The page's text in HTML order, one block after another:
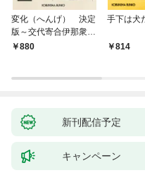
変化（へんげ） 決定
版～交代寄合伊那衆異
聞（1）～
880
手下は犬
814
新刊配信予定
キャンペーン